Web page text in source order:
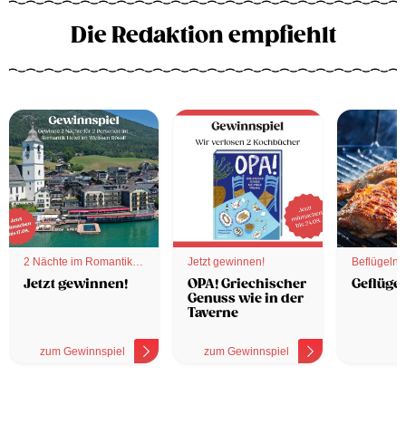
Die Redaktion empfiehlt
2 Nächte im Romantik
Hotel
Jetzt gewinnen!
zum Gewinnspiel
Jetzt gewinnen!
OPA! Griechischer
Genuss wie in der
Taverne
zum Gewinnspiel